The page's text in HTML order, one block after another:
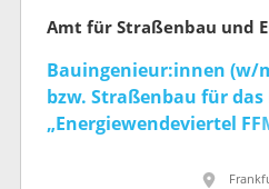
Bauingenieur:innen
bzw. Straßenbau für
„Energiewendeviertel